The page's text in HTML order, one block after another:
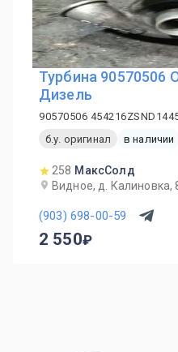
Турбина 90570506
Дизель
90570506
б.у. оригинал
в наличии
258 МаксСолд
Видное, д. Калиновка,
(903) 698-00-59
2 550